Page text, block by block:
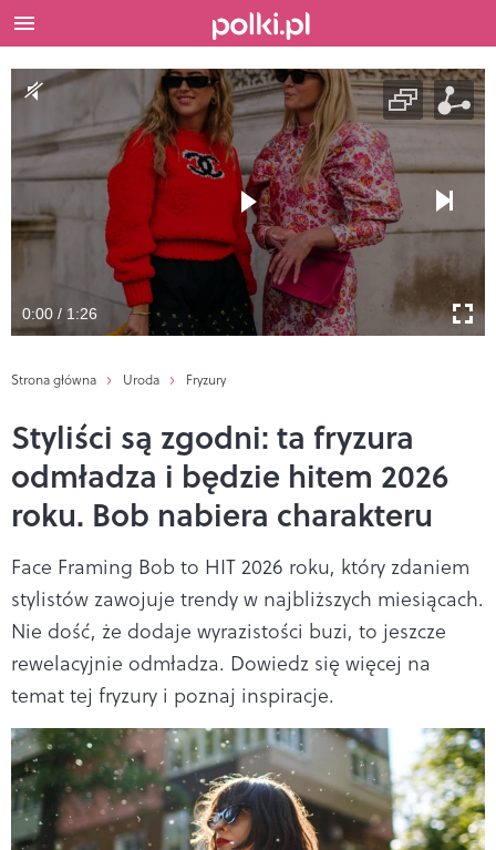
0:00 / 1:26
Strona główna Uroda Fryzury
Styliści są zgodni: ta fryzura
odmładza i będzie hitem 2026
roku. Bob nabiera charakteru
Face Framing Bob to HIT 2026 roku, który zdaniem
stylistów zawojuje trendy w najbliższych miesiącach.
Nie dość, że dodaje wyrazistości buzi, to jeszcze
rewelacyjnie odmładza. Dowiedz się więcej na
temat tej fryzury i poznaj inspiracje.